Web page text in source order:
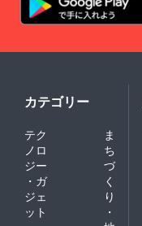
カテゴリー
テク
ノロ
ジー
・ガ
ジェ
ット
ま
ち
づ
く
り
・